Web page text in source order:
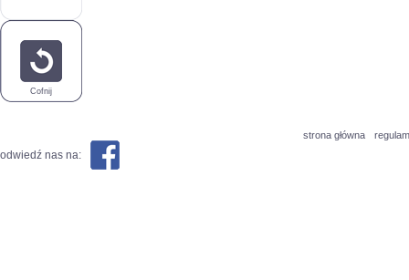
Cofnij
strona główna
odwiedź nas na: